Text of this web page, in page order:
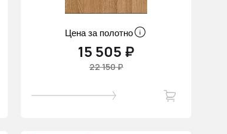
Цена за полотно
15 505 ₽
22 150 ₽